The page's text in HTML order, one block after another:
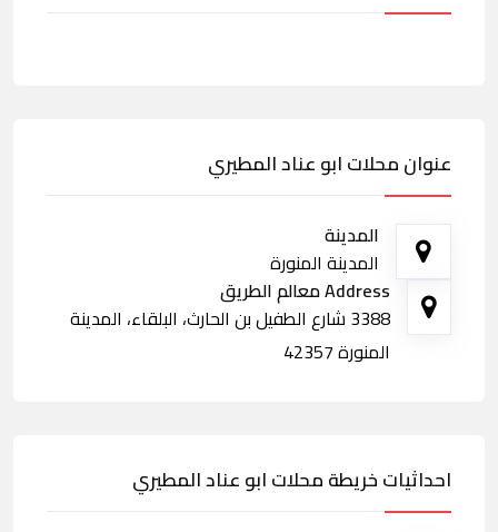
عنوان محلات ابو عناد المطيري
المدينة
المدينة المنورة
Address معالم الطريق
3388 شارع الطفيل بن الحارث، البلقاء، المدينة
المنورة 42357
احداثيات خريطة محلات ابو عناد المطيري